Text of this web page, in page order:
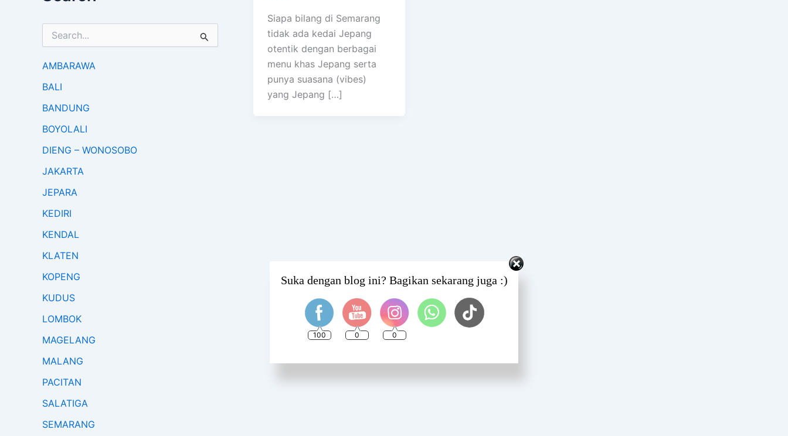
r
h
o
:
AMBARAWA
BALI
BANDUNG
BOYOLALI
DIENG – WONOSOBO
JAKARTA
JEPARA
KEDIRI
KENDAL
KLATEN
KOPENG
KUDUS
LOMBOK
MAGELANG
MALANG
PACITAN
SALATIGA
SEMARANG
Siapa bilang di Semarang
tidak ada kedai Jepang
otentik dengan berbagai
menu khas Jepang serta
punya suasana (vibes)
yang Jepang […]
Suka dengan blog ini? Bagikan sekarang juga :)
100 0
Set Youtube Channel ID
0